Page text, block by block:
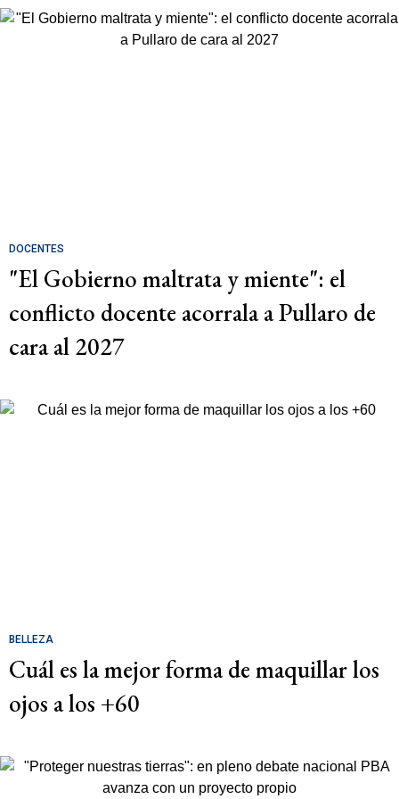
DOCENTES
"El Gobierno maltrata y miente": el
conflicto docente acorrala a Pullaro de
cara al 2027
BELLEZA
Cuál es la mejor forma de maquillar los
ojos a los +60